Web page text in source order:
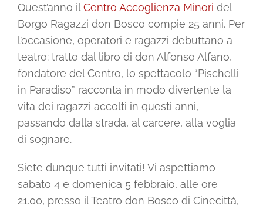
News
Dona ora
Mediaroom
CARRELLO
Quest’anno ilCentro Accoglienza Minori del
Borgo Ragazzi don Bosco compie 25 anni. Per
l’occasione, operatori e ragazzi debuttano a
teatro: tratto dal libro di don Alfonso Alfano,
fondatore del Centro, lo spettacolo “Pischelli
in Paradiso” racconta in modo divertente la
vita dei ragazzi accolti in questi anni,
passando dalla strada, al carcere, alla voglia
di sognare.
Siete dunque tutti invitati! Vi aspettiamo
sabato 4 e domenica 5 febbraio, alle ore
21.00, presso il Teatro don Bosco di Cinecittà,